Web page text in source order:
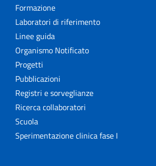
Formazione
Laboratori di riferimento
Linee guida
Organismo Notificato
Progetti
Pubblicazioni
Registri e sorveglianze
Ricerca collaboratori
Scuola
Sperimentazione clinica fase I